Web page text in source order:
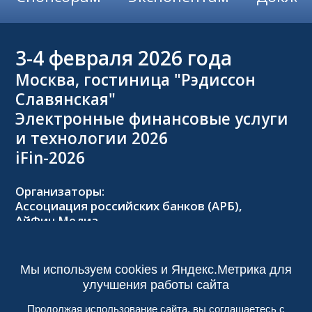
3-4 февраля 2026 года
Москва, гостиница "Рэдиссон
Славянская"
Электронные финансовые услуги
и технологии 2026
iFin-2026
Организаторы:
Ассоциация российских банков (АРБ),
АйФин Медиа
Тел.: +7 (495) 229-8502, 2026@forumifin.ru
Мы используем cookies и Яндекс.Метрика для
улучшения работы сайта
Продолжая использование сайта, вы соглашаетесь с